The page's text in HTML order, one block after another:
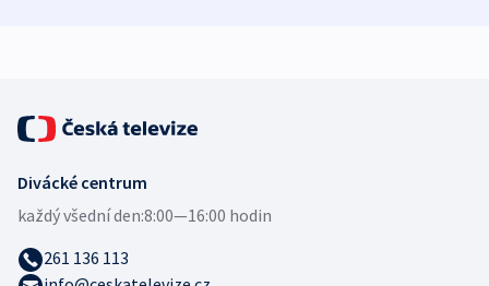
Divácké centrum
každý všední den:8:00—16:00 hodin
261 136 113